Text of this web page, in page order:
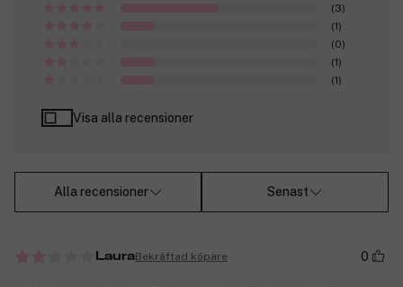
(3)
(1)
(0)
(1)
(1)
Visa alla recensioner
Alla recensioner Senast
LauraBekräftad köpare 0